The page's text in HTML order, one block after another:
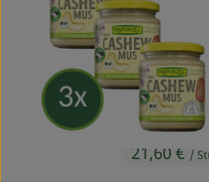
Ökokisten
Obst & Gemüse
Kühltheke
Backwaren
Haltbares
21,60 € /